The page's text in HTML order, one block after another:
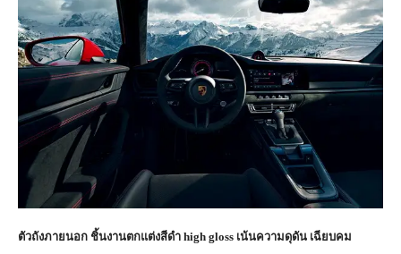
ตัวถังภายนอก ชิ้นงานตกแต่งสีดำ high gloss เน้นความดุดัน เฉียบคม